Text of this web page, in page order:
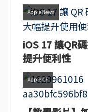
Apple News
iOS 17 讓QR
提升便利性
Apple CF